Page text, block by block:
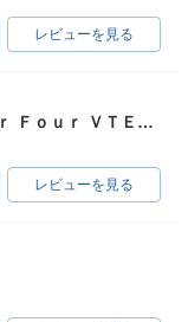
レビューを見る
ＣＢ４００Ｓｕｐｅｒ Ｆｏｕｒ ＶＴＥＣ ＳＰＥＣ３
レビューを見る